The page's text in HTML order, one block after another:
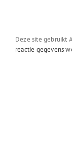
Deze site gebruikt
reactie gegevens